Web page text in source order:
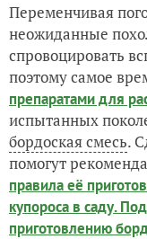
Переменчивая
неожиданные
спровоцировать
поэтому самое
препаратами для
испытанных
бордоская смесь.
помогут
правила её
купороса в саду.
приготовлению